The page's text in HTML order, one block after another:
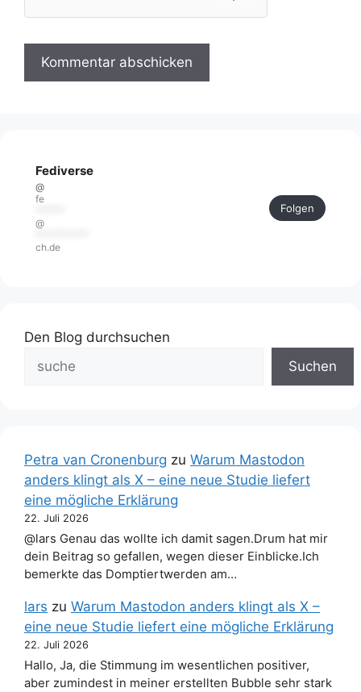
Fediverse
@
fe
@
ch.de
Folgen
Den Blog durchsuchen
Suchen
Petra van Cronenburg zu Warum Mastodon
anders klingt als X – eine neue Studie liefert
eine mögliche Erklärung
22. Juli 2026
@lars Genau das wollte ich damit sagen.Drum hat mir
dein Beitrag so gefallen, wegen dieser Einblicke.Ich
bemerkte das Domptiertwerden am…
lars zu Warum Mastodon anders klingt als X –
eine neue Studie liefert eine mögliche Erklärung
22. Juli 2026
Hallo, Ja, die Stimmung im wesentlichen positiver,
aber zumindest in meiner erstellten Bubble sehr stark